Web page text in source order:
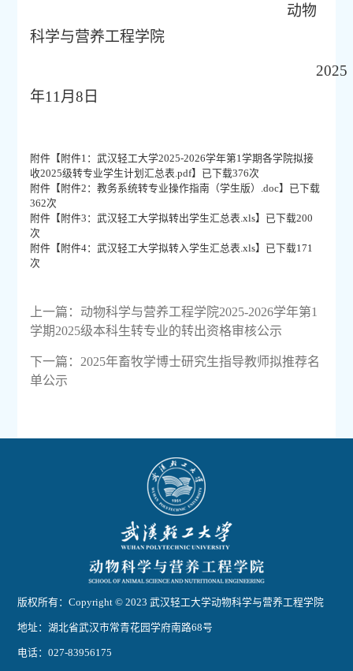
动物
科学与营养工程学院
2025
年11 月8 日
附件【 附件1：武汉轻工大学2025-2026学年第1学期各学院拟接
收2025级转专业学生计划汇总表.pdf】已下载376次
附件【 附件2：教务系统转专业操作指南（学生版）.doc】已下载
362次
附件【 附件3：武汉轻工大学拟转出学生汇总表.xls】已下载200
次
附件【 附件4：武汉轻工大学拟转入学生汇总表.xls】已下载171
次
上一篇： 动物科学与营养工程学院2025-2026学年第1
学期2025级本科生转专业的转出资格审核公示
下一篇： 2025年畜牧学博士研究生指导教师拟推荐名
单公示
版权所有：Copyright © 2023 武汉轻工大学动物科学与营养工程学院
地址：湖北省武汉市常青花园学府南路68号
电话：027-83956175